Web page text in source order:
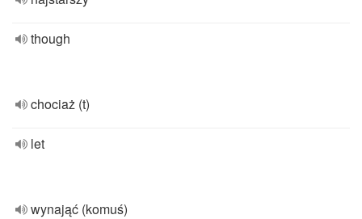
though
chociaż (t)
let
wynająć (komuś)